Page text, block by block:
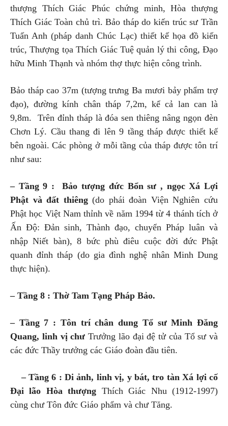
thượng Thích Giác Phúc chứng minh, Hòa thượng
Thích Giác Toàn chủ trì. Bảo tháp do kiến trúc sư Trần
Tuấn Anh (pháp danh Chúc Lạc) thiết kế họa đồ kiến
trúc, Thượng tọa Thích Giác Tuệ quản lý thi công, Đạo
hữu Minh Thạnh và nhóm thợ thực hiện công trình.
Bảo tháp cao 37m (tượng trưng Ba mươi bảy phẩm trợ
đạo), đường kính chân tháp 7,2m, kể cả lan can là
9,8m. Trên đỉnh tháp là đóa sen thiêng nâng ngọn đèn
Chơn Lý. Cầu thang đi lên 9 tầng tháp được thiết kế
bên ngoài. Các phòng ở mỗi tầng của tháp được tôn trí
như sau:
– Tầng 9 : Bảo tượng đức Bổn sư , ngọc Xá Lợi
Phật và đất thiêng(do phái đoàn Viện Nghiên cứu
Phật học Việt Nam thỉnh về năm 1994 từ 4 thánh tích ở
Ấn Độ: Đản sinh, Thành đạo, chuyển Pháp luân và
nhập Niết bàn), 8 bức phù điêu cuộc đời đức Phật
quanh đỉnh tháp (do gia đình nghệ nhân Minh Dung
thực hiện).
– Tầng 8 : Thờ Tam Tạng Pháp Bảo.
– Tầng 7 : Tôn trí chân dung Tổ sư Minh Đăng
Quang, linh vị chư Trưởng lão đại đệ tử của Tổ sư và
các đức Thầy trưởng các Giáo đoàn đầu tiên.
– Tầng 6 : Di ảnh, linh vị, y bát, tro tàn Xá lợi cố
Đại lão Hòa thượng Thích Giác Nhu (1912-1997)
cùng chư Tôn đức Giáo phẩm và chư Tăng.